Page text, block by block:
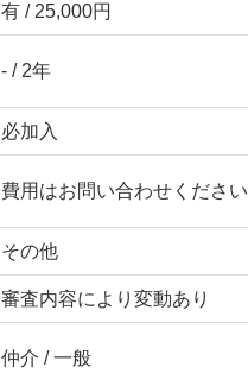
有 / 25,000円
- / 2年
必加入
費用はお問い合わせください
その他
審査内容により変動あり
仲介 / 一般